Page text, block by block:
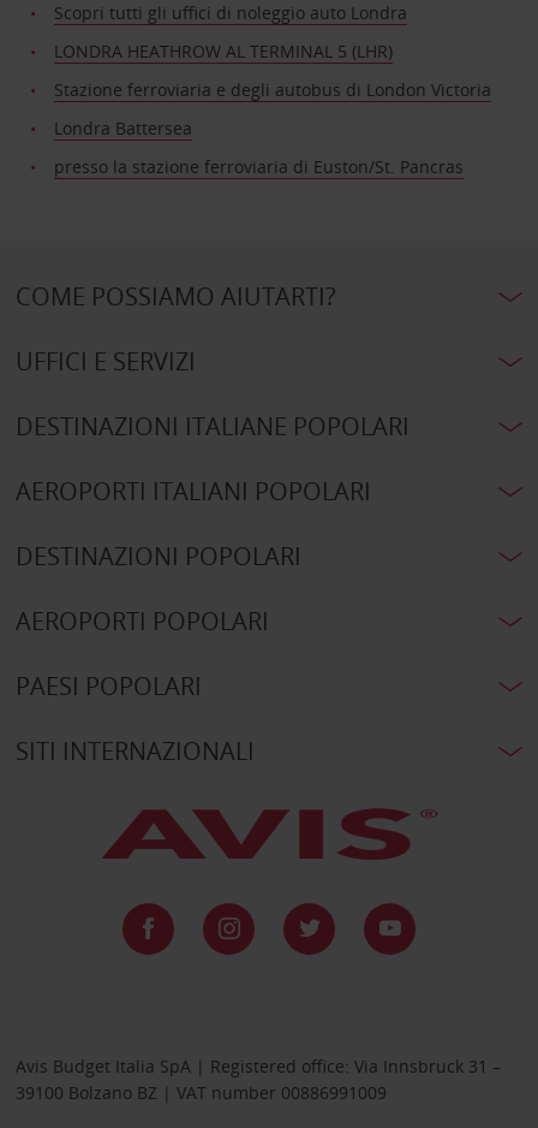
Scopri tutti gli uffici di noleggio auto Londra
LONDRA HEATHROW AL TERMINAL 5 (LHR)
Stazione ferroviaria e degli autobus di London Victoria
Londra Battersea
presso la stazione ferroviaria di Euston/St. Pancras
COME POSSIAMO AIUTARTI?
UFFICI E SERVIZI
DESTINAZIONI ITALIANE POPOLARI
AEROPORTI ITALIANI POPOLARI
DESTINAZIONI POPOLARI
AEROPORTI POPOLARI
PAESI POPOLARI
SITI INTERNAZIONALI
Avis Budget Italia SpA | Registered office: Via Innsbruck 31 –
39100 Bolzano BZ | VAT number 00886991009